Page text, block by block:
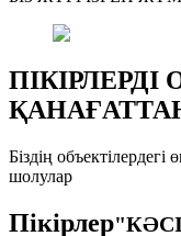
Біздің
шолулар
Пікірлер